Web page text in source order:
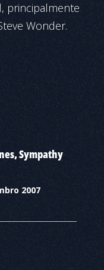
principalmente
Wonder.
Sympathy
2007